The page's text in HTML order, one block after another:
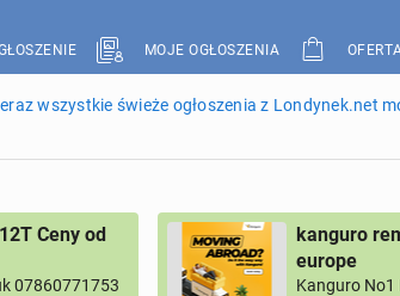
MOJE OGŁOSZENIA
wszystkie świeże ogłoszenia z Londynek.net
Ceny od
07860771753
kanguro
europe
Kanguro No1